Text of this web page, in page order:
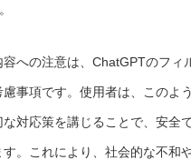
への注意は、ChatGPTのフィ
事項です。使用者は、このよ
対応策を講じることで、安全
。これにより、社会的な不和